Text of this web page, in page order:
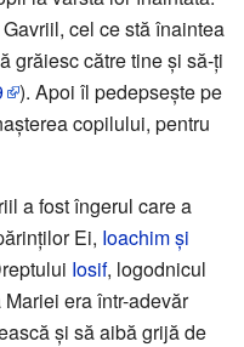
cel ce stă înaintea
grăiesc către tine şi să-ţi
). Apoi îl pedepsește pe
copilului, pentru
a fost îngerul care a
Ei, Ioachim şi
Iosif, logodnicul
era într-adevăr
și să aibă grijă de